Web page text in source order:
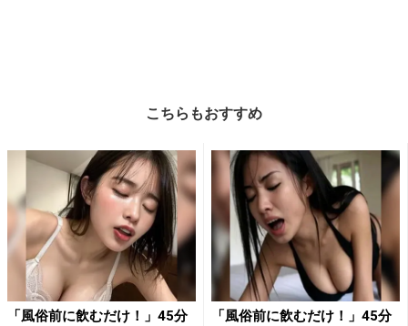
こちらもおすすめ
「風俗前に飲むだけ！」45分
「風俗前に飲むだけ！」45分